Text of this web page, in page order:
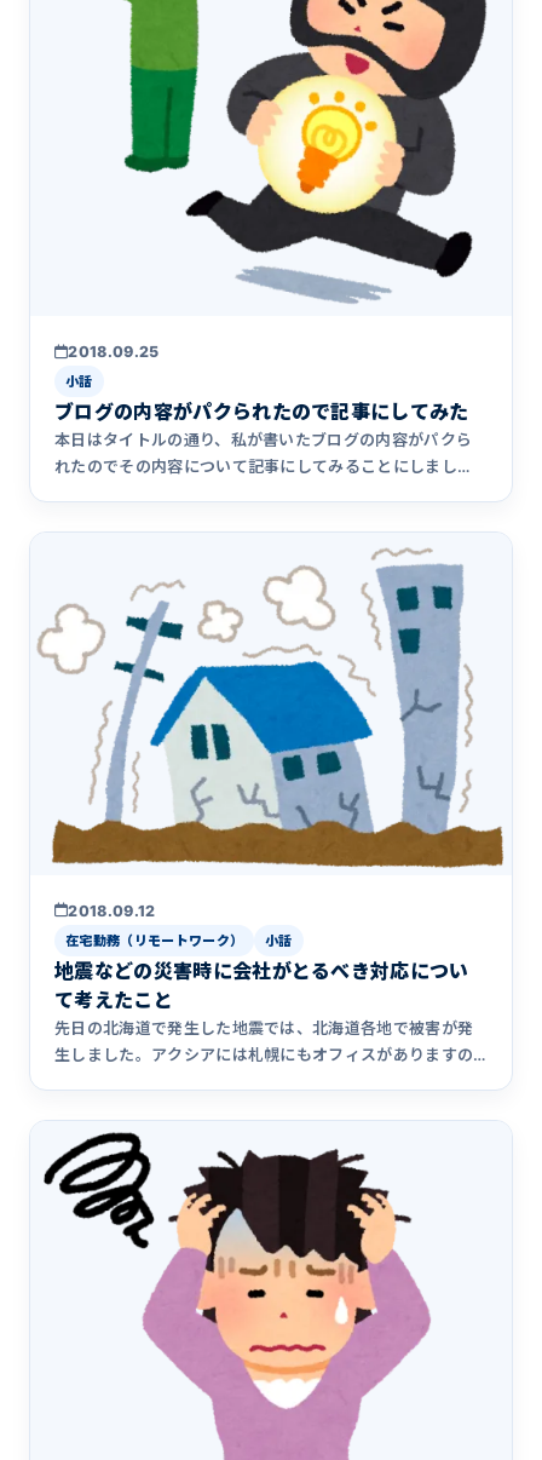
2018.09.25
小話
ブログの内容がパクられたので記事にしてみた
本日はタイトルの通り、私が書いたブログの内容がパクら
れたのでその内容について記事にしてみることにしまし
2018.09.12
在宅勤務（リモートワーク） 小話
地震などの災害時に会社がとるべき対応につい
て考えたこと
先日の北海道で発生した地震では、北海道各地で被害が発
生しました。アクシアには札幌にもオフィスがありますの